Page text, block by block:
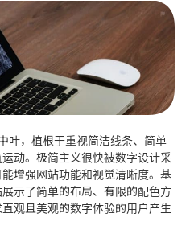
叶，植根于重视简洁线条、简单
动。极简主义很快被数字设计采
增强网站功能和视觉清晰度。基
示了简单的布局、有限的配色方
观且美观的数字体验的用户产生